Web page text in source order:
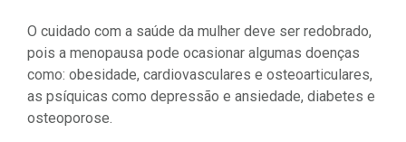
O cuidado com a saúde da mulher deve ser redobrado,
pois a menopausa pode ocasionar algumas doenças
como: obesidade, cardiovasculares e osteoarticulares,
as psíquicas como depressão e ansiedade, diabetes e
osteoporose.